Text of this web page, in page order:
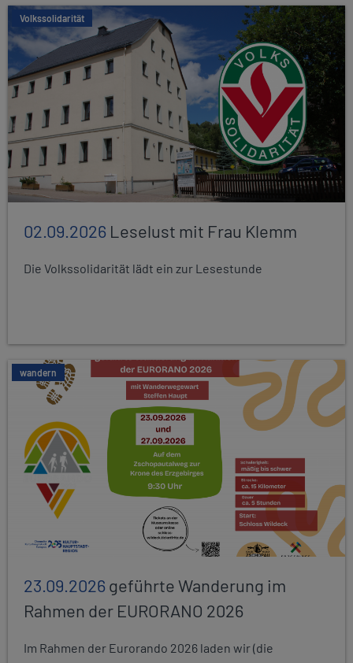
Volkssolidarität
02.09.2026 Leselust mit Frau Klemm
Die Volkssolidarität lädt ein zur Lesestunde
wandern
23.09.2026geführte Wanderung im
Rahmen der EURORANO 2026
Im Rahmen der Eurorando 2026 laden wir (die